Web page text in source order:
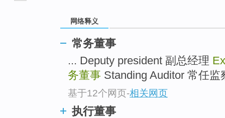
网络释义
常务董事
... Deputy president 副总经理
务董事 Standing Auditor 常任监
基于12个网页-相关网页
执行董事